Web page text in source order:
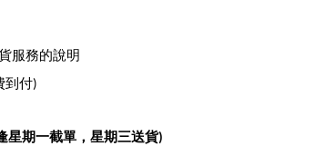
服務的說明
到付)
星期一截單，星期三送貨)